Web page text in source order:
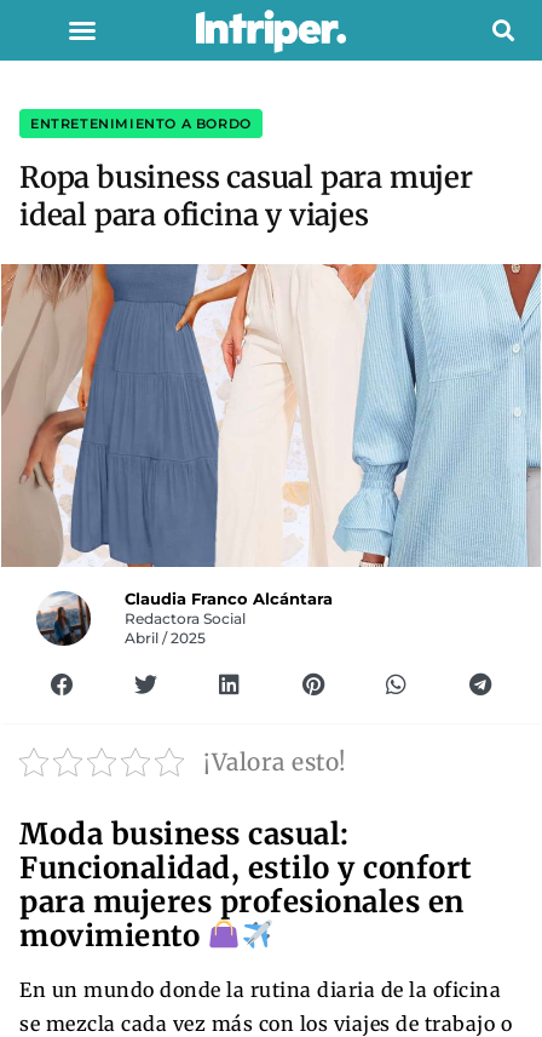
ENTRETENIMIENTO A BORDO
Ropa business casual para mujer
ideal para oficina y viajes
Claudia Franco Alcántara
Redactora Social
Abril / 2025
¡Valora esto!
Moda business casual:
Funcionalidad, estilo y confort
para mujeres profesionales en
movimiento
En un mundo donde la rutina diaria de la oficina
se mezcla cada vez más con los viajes de trabajo o